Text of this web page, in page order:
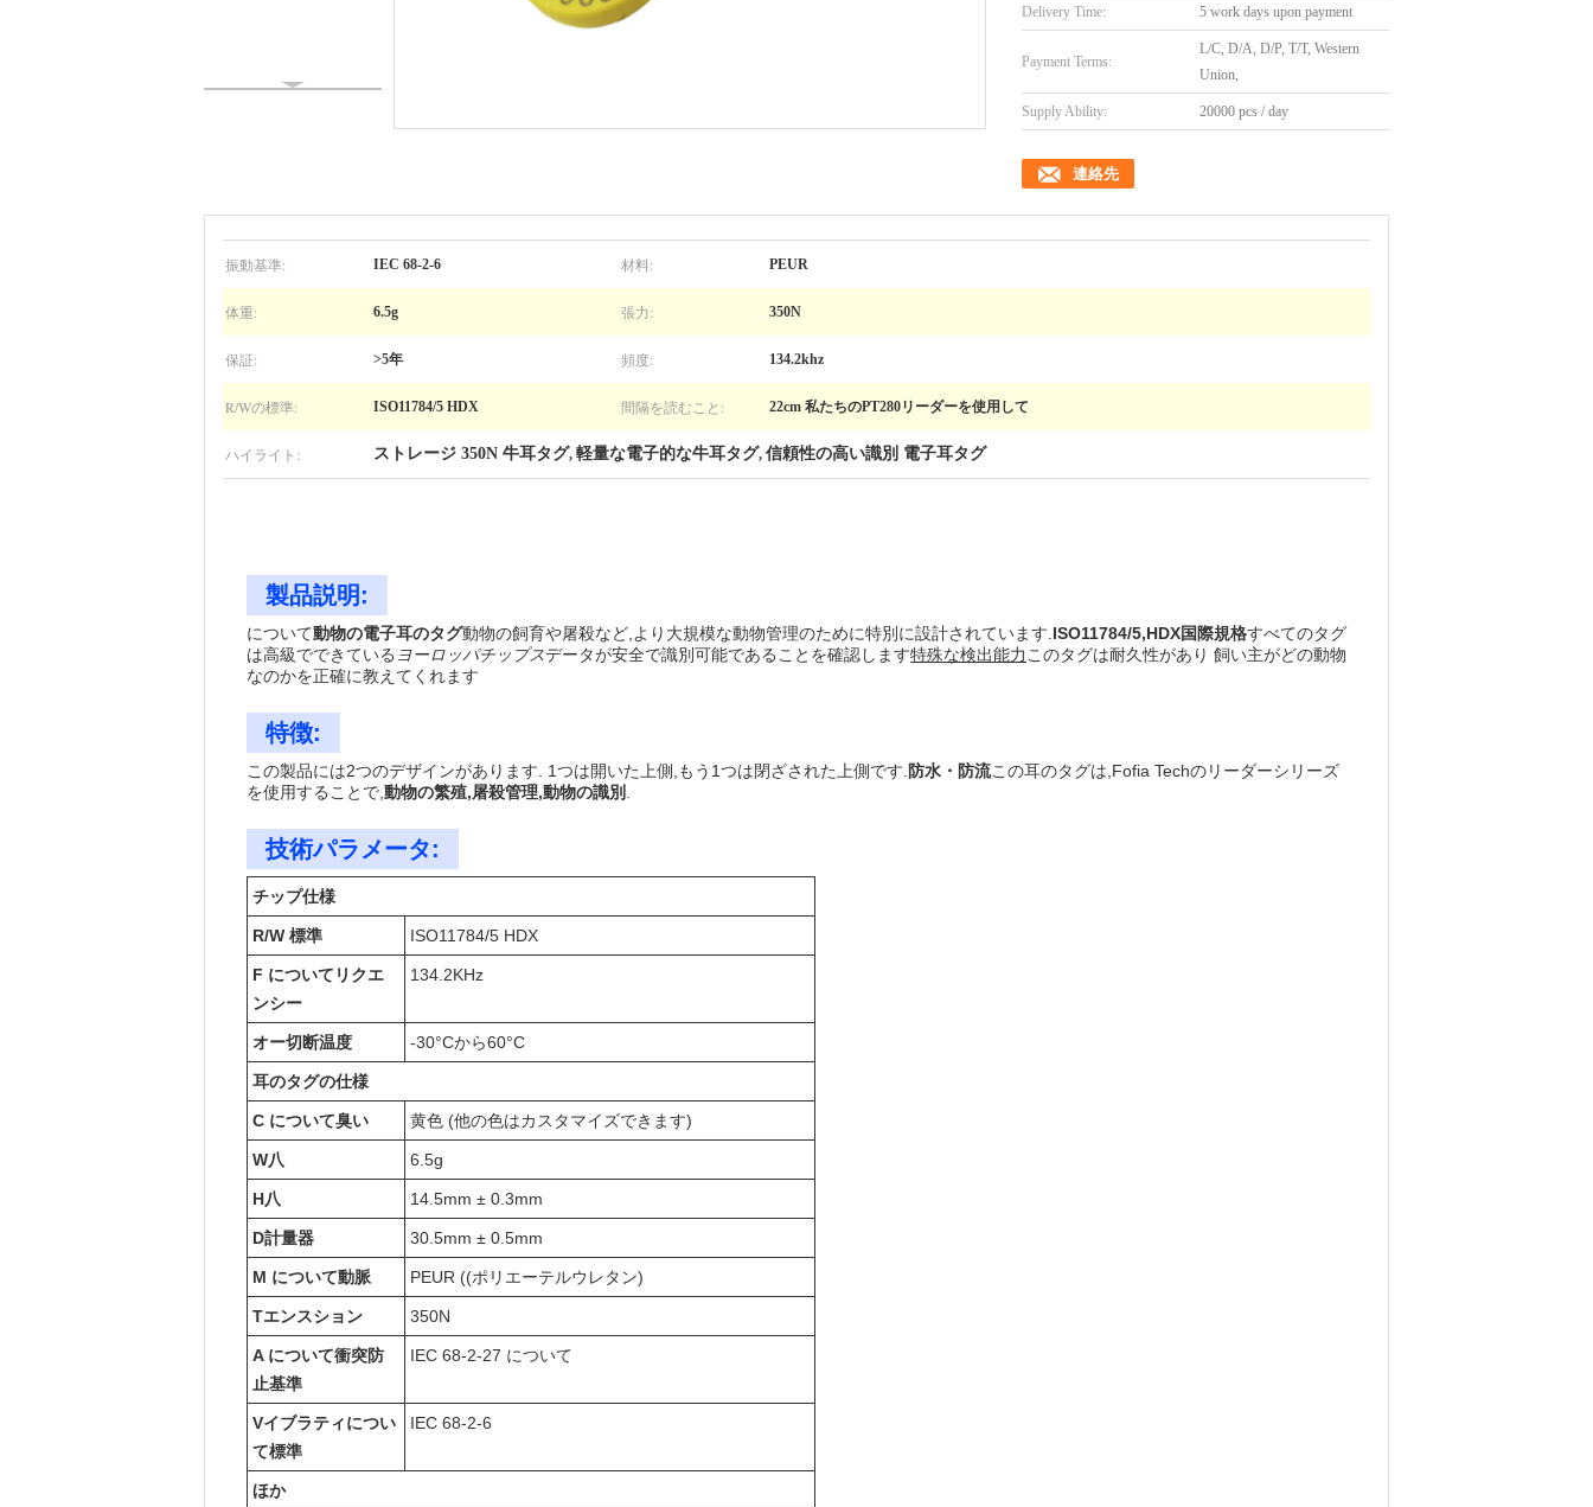
Delivery Time: 5 work days upon payment
Payment Terms:
L/C, D/A, D/P, T/T, Western
Union,
Supply Ability: 20000 pcs / day
連絡先
振動基準: IEC 68-2-6 材料: PEUR
体重: 6.5g 張力: 350N
保証: >5年 頻度: 134.2khz
R/Wの標準: ISO11784/5 HDX 間隔を読むこと: 22cm 私たちのPT280リーダーを使用して
ハイライト: ストレージ 350N 牛耳タグ, 軽量な電子的な牛耳タグ, 信頼性の高い識別 電子耳タグ
製品説明:
について動物の電子耳のタグ動物の飼育や屠殺など,より大規模な動物管理のために特別に設計されています. ISO11784/5,HDX国際規格すべてのタグ
は高級でできている ヨーロッパチップスデータが安全で識別可能であることを確認します特殊な検出能力 このタグは耐久性があり 飼い主がどの動物
なのかを正確に教えてくれます
特徴:
この製品には2つのデザインがあります. 1つは開いた上側,もう1つは閉ざされた上側です. 防水・防流この耳のタグは,Fofia Techのリーダーシリーズ
を使用することで, 動物の繁殖,屠殺管理,動物の識別
技術パラメータ:
チップ仕様
R/W 標準 ISO11784/5 HDX
F について リクエ
ンシー
134.2KHz
オー切断温度 -30°Cから60°C
耳のタグの仕様
C について臭い 黄色 (他の色はカスタマイズできます)
W八 6.5g
H八 14.5mm ± 0.3mm
D計量器 30.5mm ± 0.5mm
M について動脈 PEUR ((ポリエーテルウレタン)
Tエンスション 350N
A について衝突防
止基準
IEC 68-2-27 について
Vイブラティについ
て標準
IEC 68-2-6
ほか